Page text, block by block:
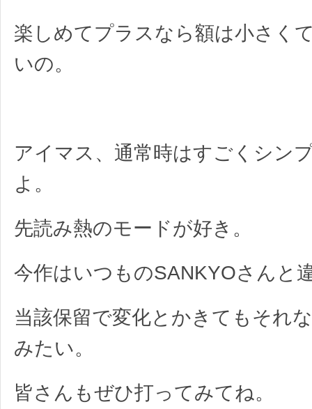
楽しめてプラスなら額は小さく
いの。
アイマス、通常時はすごくシン
よ。
先読み熱のモードが好き。
今作はいつものSANKYOさんと
当該保留で変化とかきてもそれ
みたい。
皆さんもぜひ打ってみてね。